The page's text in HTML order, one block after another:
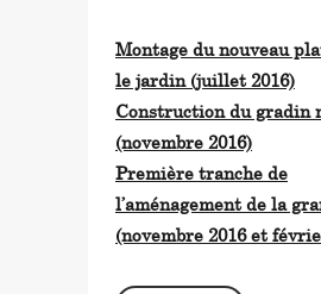
Montage du nouveau
le jardin (juillet 2016)
Construction du gradin
(novembre 2016)
Première tranche de
l’aménagement de la
(novembre 2016 et